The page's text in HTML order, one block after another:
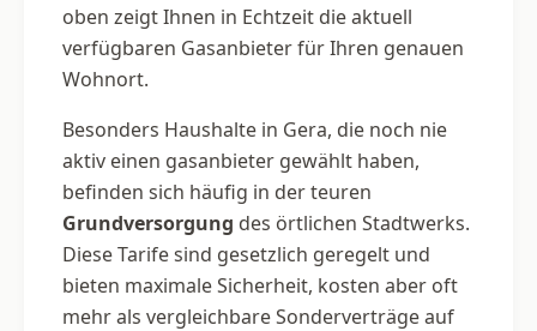
oben zeigt Ihnen in Echtzeit die aktuell
verfügbaren Gasanbieter für Ihren genauen
Wohnort.
Besonders Haushalte in Gera, die noch nie
aktiv einen gasanbieter gewählt haben,
befinden sich häufig in der teuren
Grundversorgung des örtlichen Stadtwerks.
Diese Tarife sind gesetzlich geregelt und
bieten maximale Sicherheit, kosten aber oft
mehr als vergleichbare Sonderverträge auf